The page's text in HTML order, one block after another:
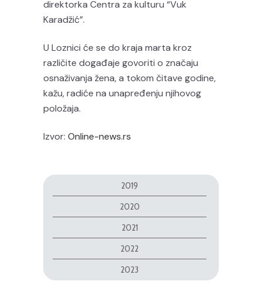
direktorka Centra za kulturu “Vuk
Karadžić”.
U Loznici će se do kraja marta kroz
različite događaje govoriti o značaju
osnaživanja žena, a tokom čitave godine,
kažu, radiće na unapređenju njihovog
položaja.
Izvor: Online-news.rs
2019
2020
2021
2022
2023